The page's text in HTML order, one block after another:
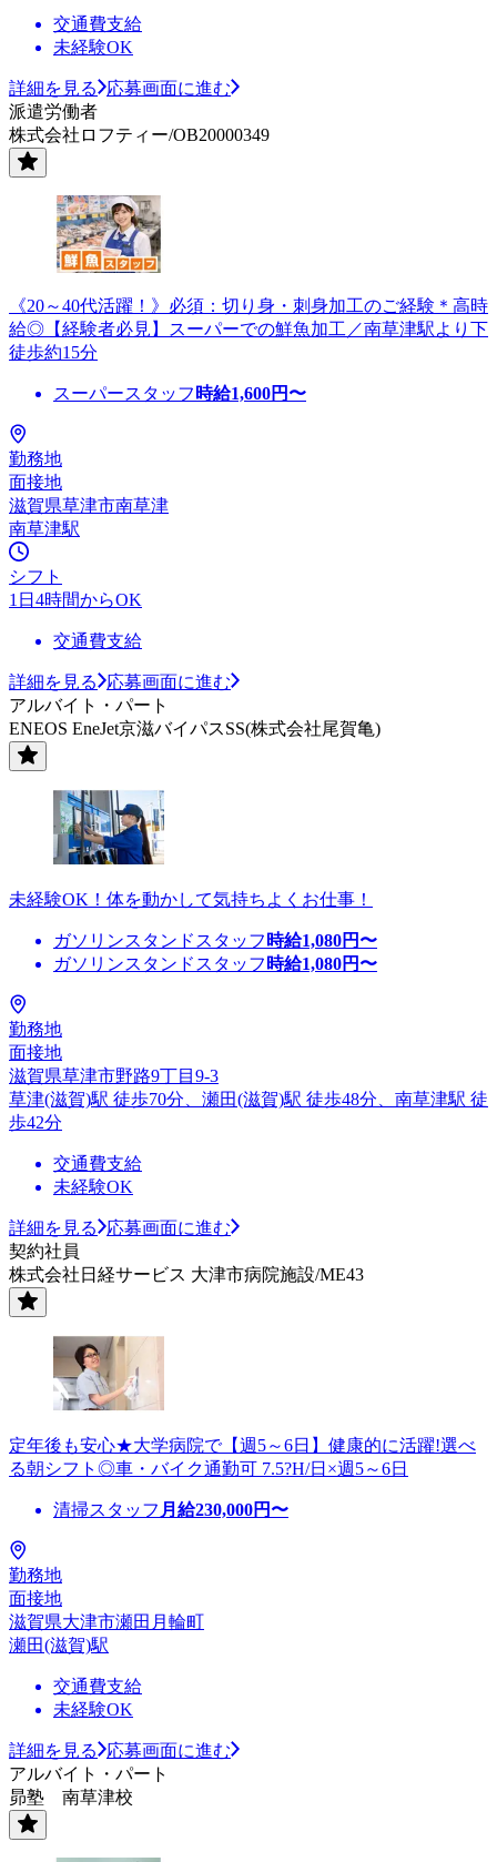
交通費支給
未経験OK
詳細を見る
応募画面に進む
派遣労働者
株式会社ロフティー/OB20000349
《20～40代活躍！》必須：切り身・刺身加工のご経験＊高時
給◎【経験者必見】スーパーでの鮮魚加工／南草津駅より下
徒歩約15分
スーパースタッフ 時給1,600円〜
勤務地
面接地
滋賀県草津市南草津
南草津駅
シフト
1日4時間からOK
交通費支給
詳細を見る
応募画面に進む
アルバイト・パート
ENEOS EneJet京滋バイパスSS(株式会社尾賀亀)
未経験OK！体を動かして気持ちよくお仕事！
ガソリンスタンドスタッフ 時給1,080円〜
ガソリンスタンドスタッフ 時給1,080円〜
勤務地
面接地
滋賀県草津市野路9丁目9-3
草津(滋賀)駅 徒歩70分、瀬田(滋賀)駅 徒歩48分、南草津駅 徒
歩42分
交通費支給
未経験OK
詳細を見る
応募画面に進む
契約社員
株式会社日経サービス 大津市病院施設/ME43
定年後も安心★大学病院で【週5～6日】健康的に活躍!選べ
る朝シフト◎車・バイク通勤可 7.5?H/日×週5～6日
清掃スタッフ 月給230,000円〜
勤務地
面接地
滋賀県大津市瀬田月輪町
瀬田(滋賀)駅
交通費支給
未経験OK
詳細を見る
応募画面に進む
アルバイト・パート
昴塾 南草津校